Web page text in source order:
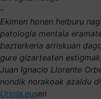
-
Ekimen honen helburu
patología mentala
bazterkeria arriskuan
gure gizarteaten
Juan Ignacio Llorente
nondik norakoak azaldu
Uriola.eusen